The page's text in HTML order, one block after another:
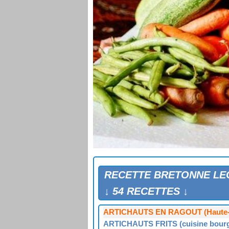
RECETTE BRETONNE
↓ 54 RECETTES ↓
ARTICHAUTS A LA BRETONNE
ARTICHAUTS A LA RENNAISE
ARTICHAUTS CÔTE D'ÉMERAUDE
ARTICHAUTS DU JARDINIER
ARTICHAUTS EN RAGOUT
ARTICHAUTS FRITS (cuisine